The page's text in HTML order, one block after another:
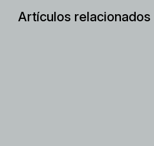
Artículos relacionados